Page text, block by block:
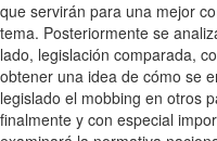
que servirán para una mejor
tema. Posteriormente se
lado, legislación comparada,
obtener una idea de cómo se
legislado el mobbing en otros
finalmente y con especial